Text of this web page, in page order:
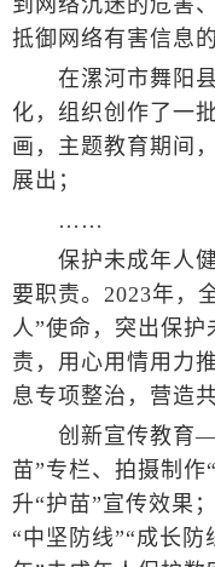
到网络沉迷的危害
抵御网络有害信息的
在漯河市舞阳县
化，组织创作了一
画，主题教育期间
展出；
……
保护未成年人健
要职责。2023年，
人”使命，突出保护
责，用心用情用力
息专项整治，营造
创新宣传教育——
苗”专栏、拍摄制作
升“护苗”宣传效果
“中坚防线”“成长